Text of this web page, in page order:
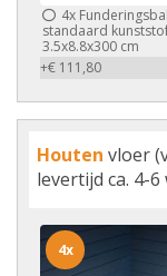
4x
standaard
3.5x8.8x300 cm
+€ 111,80
Houten vloer
levertijd ca. 4-
4x